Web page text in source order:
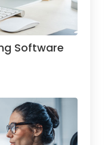
Software